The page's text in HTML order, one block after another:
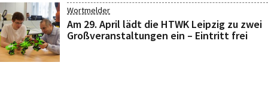
Wortmelder
Am 29. April lädt die HTWK Leipzig zu zwei
Großveranstaltungen ein – Eintritt frei